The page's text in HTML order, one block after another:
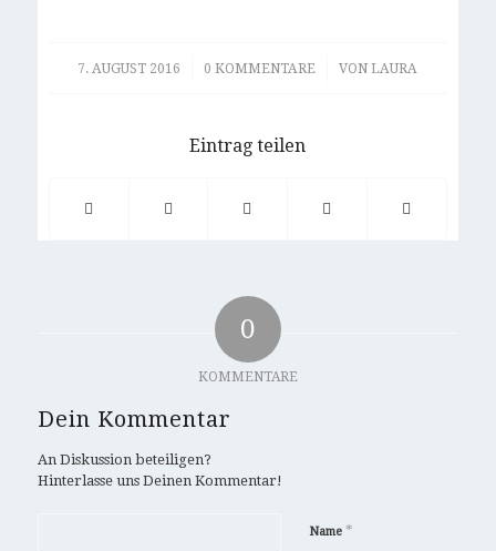
7. AUGUST 2016
/ 0 KOMMENTARE
/ VONLAURA
Eintrag teilen
0
KOMMENTARE
Dein Kommentar
An Diskussion beteiligen?
Hinterlasse uns Deinen Kommentar!
Name *